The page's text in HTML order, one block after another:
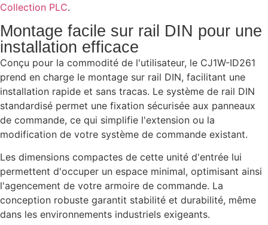
Collection PLC.
Montage facile sur rail DIN pour une
installation efficace
Conçu pour la commodité de l'utilisateur, le CJ1W-ID261
prend en charge le montage sur rail DIN, facilitant une
installation rapide et sans tracas. Le système de rail DIN
standardisé permet une fixation sécurisée aux panneaux
de commande, ce qui simplifie l'extension ou la
modification de votre système de commande existant.
Les dimensions compactes de cette unité d'entrée lui
permettent d'occuper un espace minimal, optimisant ainsi
l'agencement de votre armoire de commande. La
conception robuste garantit stabilité et durabilité, même
dans les environnements industriels exigeants.